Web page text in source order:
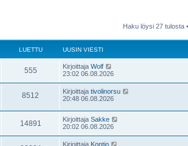
Haku löysi 27 tulosta
LUETTU UUSIN VIESTI
555L
u
U
u
n
v
i
e
s
t
i
Kirjoittaja Wolf
23:02 06.08.2026
8512
u
e
U
u
i
n
v
i
e
Kirjoittaja tivolinorsu
20:48 06.08.2026
14891
u
U
u
Kirjoittaja Sakke
20:02 06.08.2026
U
Kirjoittaja Kontio